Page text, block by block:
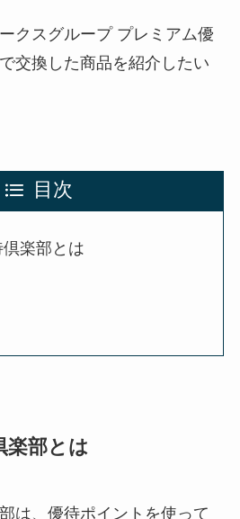
クスグループ プレミアム優
交換した商品を紹介したい
目次
楽部とは
楽部とは
は、優待ポイントを使って